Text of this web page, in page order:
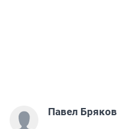
Павел Бряков